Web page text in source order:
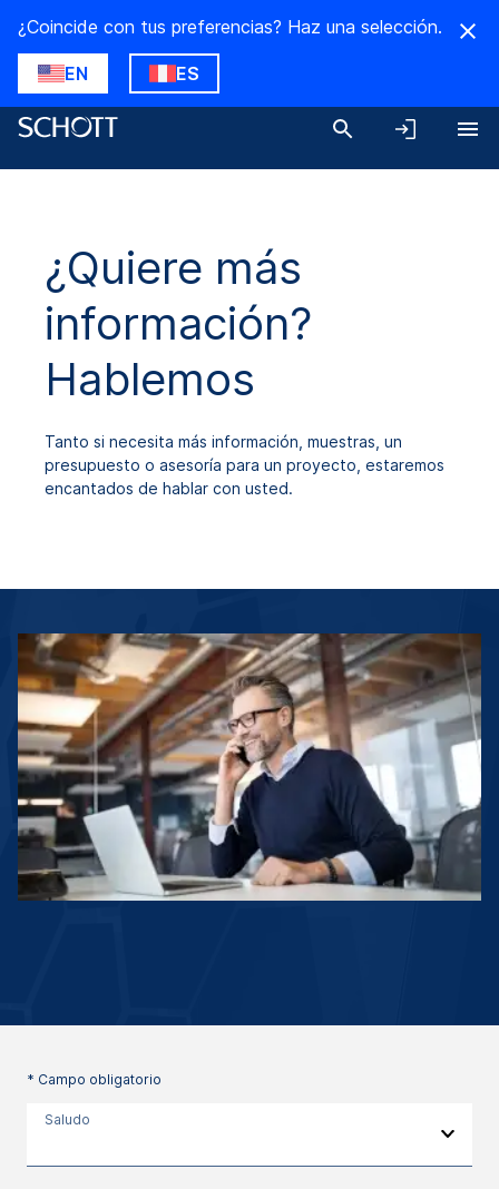
¿Coincide con tus preferencias? Haz una selección.
EN ES
¿Quiere más
información?
Hablemos
Tanto si necesita más información, muestras, un
presupuesto o asesoría para un proyecto, estaremos
encantados de hablar con usted.
* Campo obligatorio
Saludo